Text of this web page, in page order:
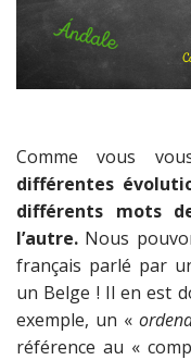
Comme vous
différentes
différents mots
l’autre. Nous
français parlé par
un Belge ! Il en est
exemple, un «
référence au «